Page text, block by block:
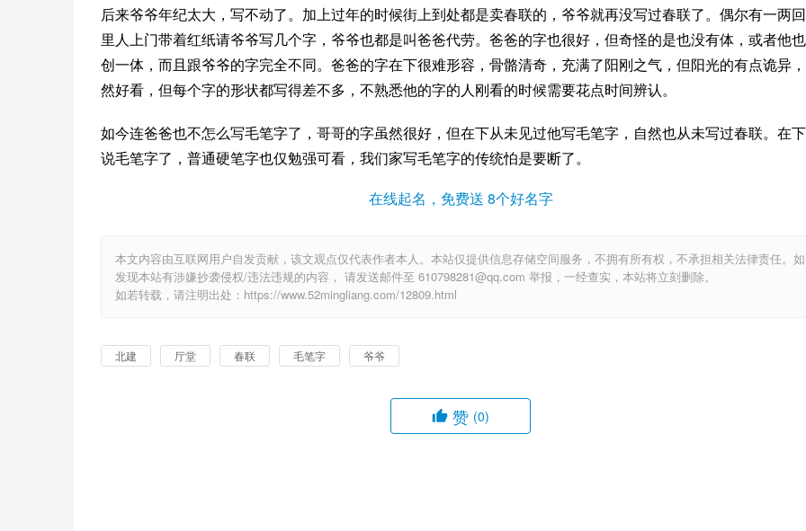
后来爷爷年纪太大，写不动了。加上过年的时候街上到处都是卖春联的，爷爷就再没写过春联了。偶尔有一两
里人上门带着红纸请爷爷写几个字，爷爷也都是叫爸爸代劳。爸爸的字也很好，但奇怪的是也没有体，或者他
创一体，而且跟爷爷的字完全不同。爸爸的字在下很难形容，骨骼清奇，充满了阳刚之气，但阳光的有点诡异
然好看，但每个字的形状都写得差不多，不熟悉他的字的人刚看的时候需要花点时间辨认。
如今连爸爸也不怎么写毛笔字了，哥哥的字虽然很好，但在下从未见过他写毛笔字，自然也从未写过春联。在
说毛笔字了，普通硬笔字也仅勉强可看，我们家写毛笔字的传统怕是要断了。
在线起名，免费送 8个好名字
本文内容由互联网用户自发贡献，该文观点仅代表作者本人。本站仅提供信息存储空间服务，不拥有所有权，不承担相关法律责任。如
发现本站有涉嫌抄袭侵权/违法违规的内容， 请发送邮件至 610798281@qq.com 举报，一经查实，本站将立刻删除。
如若转载，请注明出处：https://www.52mingliang.com/12809.html
北建 厅堂 春联 毛笔字 爷爷
赞 (0)